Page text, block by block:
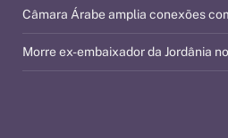
Câmara Árabe amplia conexões
Morre ex-embaixador da Jordânia